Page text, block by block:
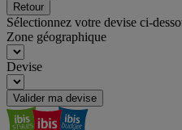
Retour
Sélectionnez votre devise ci-
Zone géographique
Devise
Valider ma devise